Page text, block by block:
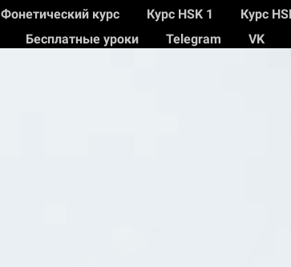
Фонетический курс Курс HSK 1 Курс
Бесплатные уроки
Telegram VK